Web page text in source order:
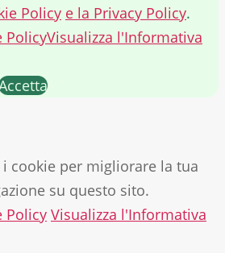
Policy e la Privacy Policy.
PolicyVisualizza l'Informativa
cookie per migliorare la tua
su questo sito.
Policy Visualizza l'Informativa